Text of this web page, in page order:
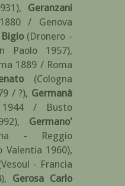
, Geranzani
/ Genova
(Dronero -
Paolo 1957),
1889 / Roma
(Cologna
/ ?), Germanà
1944 / Busto
, Germano'
- Reggio
Valentia 1960),
- Francia
, Gerosa Carlo